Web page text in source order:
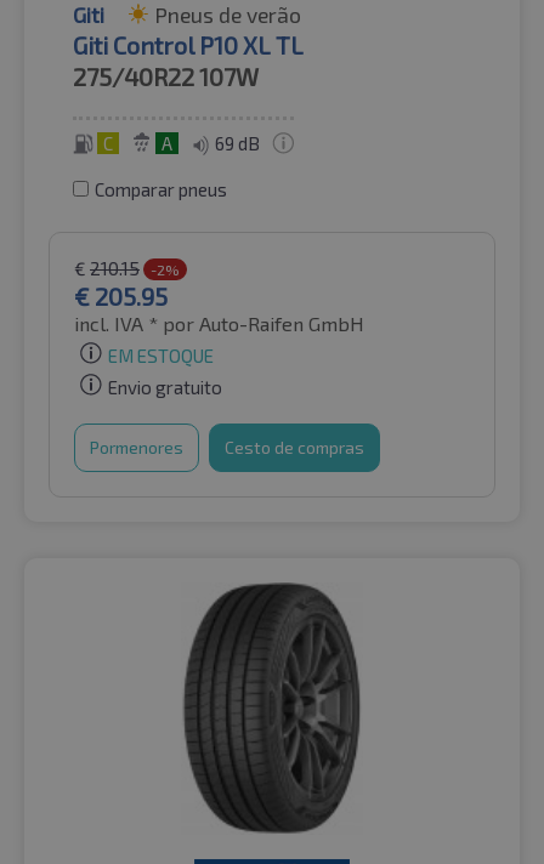
Giti Pneus de verão
Giti Control P10 XL TL
275/40R22107W
C A 69 dB
Comparar pneus
€ 210.15 -2%
€ 205.95
incl. IVA * por Auto-Raifen GmbH
EM ESTOQUE
Envio gratuito
Pormenores Cesto de compras